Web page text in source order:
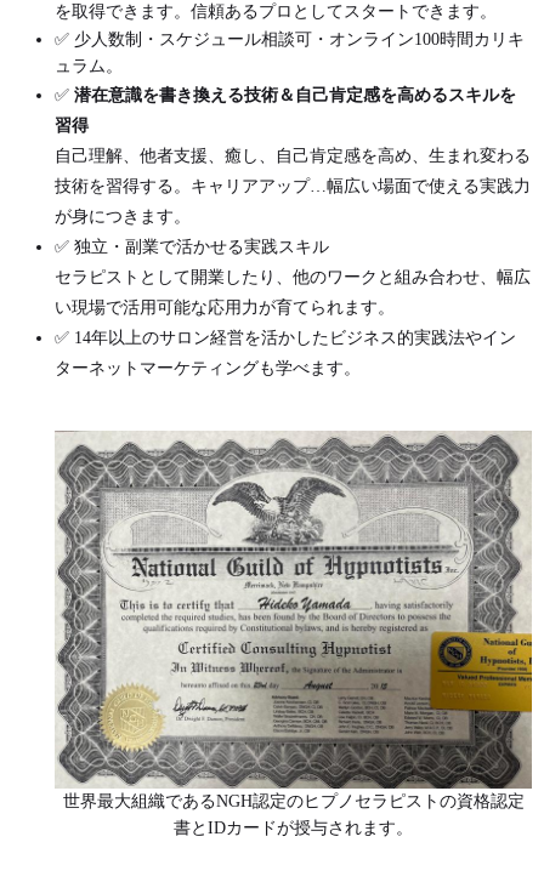
を取得できます。信頼あるプロとしてスタートできます。
✅ 少人数制・スケジュール相談可・オンライン100時間カリキ
ュラム。
✅ 潜在意識を書き換える技術＆自己肯定感を高めるスキルを
習得
自己理解、他者支援、癒し、自己肯定感を高め、生まれ変わる
技術を習得する。キャリアアップ…幅広い場面で使える実践力
が身につきます。
✅ 独立・副業で活かせる実践スキル
セラピストとして開業したり、他のワークと組み合わせ、幅広
い現場で活用可能な応用力が育てられます。
✅ 14年以上のサロン経営を活かしたビジネス的実践法やイン
ターネットマーケティングも学べます。
世界最大組織であるNGH認定のヒプノセラピストの資格認定
書とIDカードが授与されます。